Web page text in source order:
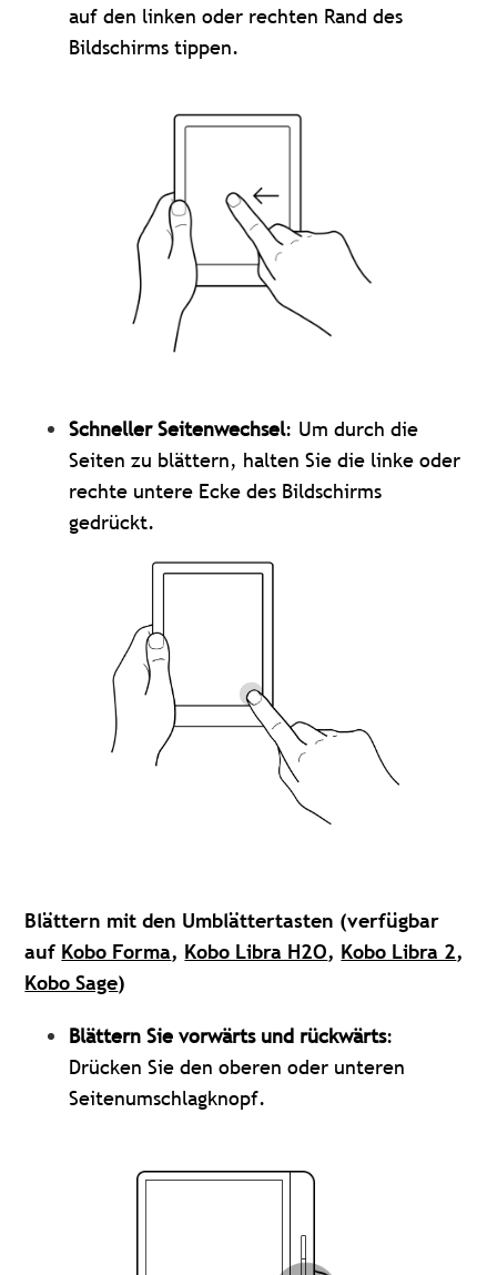
auf den linken oder rechten Rand des
Bildschirms tippen.
Schneller Seitenwechsel: Um durch die
Seiten zu blättern, halten Sie die linke oder
rechte untere Ecke des Bildschirms
gedrückt.
Blättern mit den Umblättertasten (verfügbar
auf Kobo Forma, Kobo Libra H2O, Kobo Libra 2,
Kobo Sage)
Blättern Sie vorwärts und rückwärts:
Drücken Sie den oberen oder unteren
Seitenumschlagknopf.